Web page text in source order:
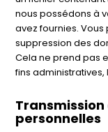
nous possédons à
avez fournies.
suppression des
Cela ne prend pas
fins
Transmission
personnelles